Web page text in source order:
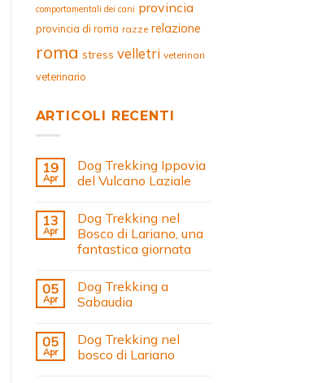
comportamentali dei cani provincia
provincia di roma razze relazione
roma stress velletri veterinari
veterinario
ARTICOLI RECENTI
19
Apr
Dog Trekking Ippovia
del Vulcano Laziale
13
Apr
Dog Trekking nel
Bosco di Lariano, una
fantastica giornata
05
Apr
Dog Trekking a
Sabaudia
05
Apr
Dog Trekking nel
bosco di Lariano